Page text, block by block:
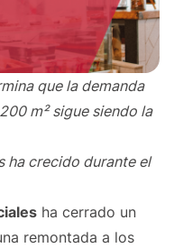
que la demanda
m² sigue siendo la
ha crecido durante el
ha cerrado un
remontada a los